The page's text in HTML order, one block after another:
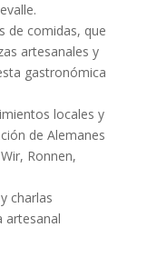
de comidas, que
artesanales y
gastronómica
locales y
de Alemanes
Ronnen,
charlas
artesanal